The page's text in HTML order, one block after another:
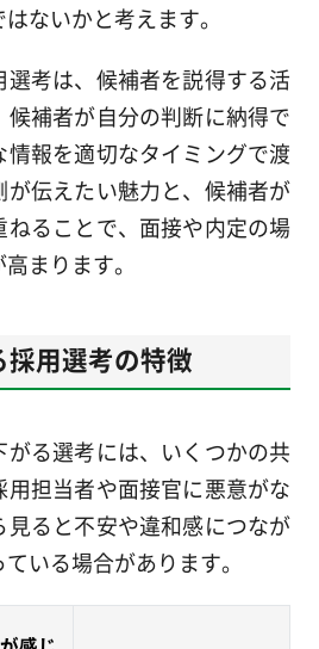
ないかと考えます。
考は、候補者を説得する活
補者が自分の判断に納得で
情報を適切なタイミングで渡
伝えたい魅力と、候補者が
ることで、面接や内定の場
まります。
用選考の特徴
る選考には、いくつかの共
担当者や面接官に悪意がな
見ると不安や違和感につなが
いる場合があります。